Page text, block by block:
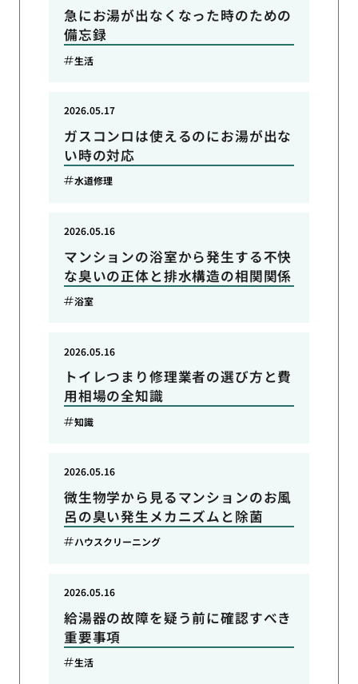
急にお湯が出なくなった時のための
備忘録
生活
ガスコンロは使えるのにお湯が出な
い時の対応
2026.05.17
水道修理
マンションの浴室から発生する不快
な臭いの正体と排水構造の相関関係
2026.05.16
浴室
トイレつまり修理業者の選び方と費
用相場の全知識
2026.05.16
知識
微生物学から見るマンションのお風
呂の臭い発生メカニズムと除菌
2026.05.16
ハウスクリーニング
給湯器の故障を疑う前に確認すべき
重要事項
2026.05.16
生活